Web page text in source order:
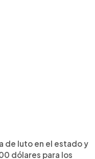
de luto en el estado y
dólares para los